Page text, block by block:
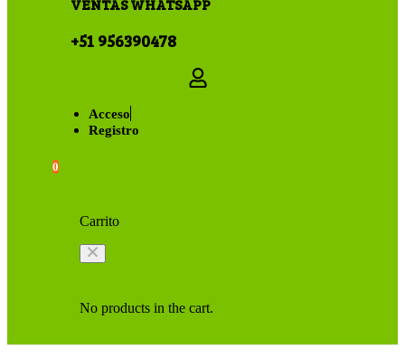
VENTAS WHATSAPP
+51 956390478
Acceso
Registro
0
Carrito
No products in the cart.